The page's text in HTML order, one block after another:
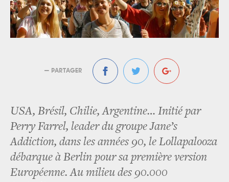
— PARTAGER
USA, Brésil, Chilie, Argentine… Initié par
Perry Farrel, leader du groupe Jane’s
Addiction, dans les années 90, le Lollapalooza
débarque à Berlin pour sa première version
Européenne. Au milieu des 90.000